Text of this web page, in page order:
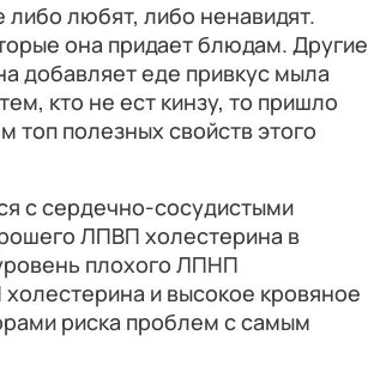
либо любят, либо ненавидят.
она придает блюдам. Другие
добавляет еде привкус мыла
кто не ест кинзу, то пришло
топ полезных свойств этого
с сердечно-сосудистыми
ЛПВП холестерина в
плохого ЛПНП
и высокое кровяное
риска проблем с самым